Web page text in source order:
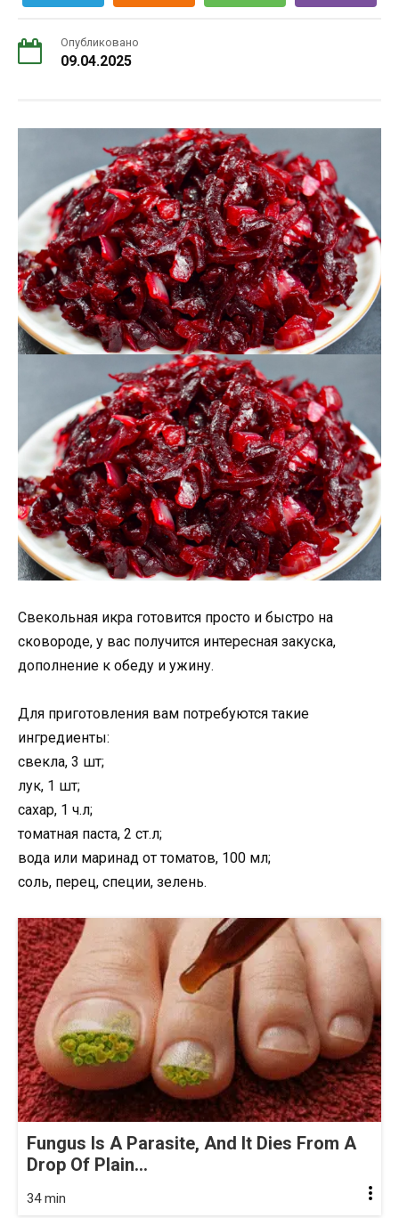
Опубликовано
09.04.2025
Свекольная икра готовится просто и быстро на
сковороде, у вас получится интересная закуска,
дополнение к обеду и ужину.
Для приготовления вам потребуются такие
ингредиенты:
свекла, 3 шт;
лук, 1 шт;
сахар, 1 ч.л;
томатная паста, 2 ст.л;
вода или маринад от томатов, 100 мл;
соль, перец, специи, зелень.
Fungus Is A Parasite, And It Dies From A
Drop Of Plain...
34 min